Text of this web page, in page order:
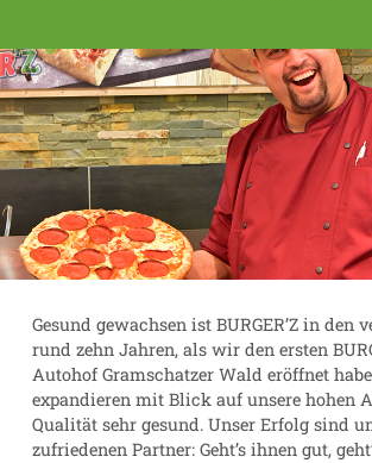
Gesund gewachsen ist BURGER’Z in den
rund zehn Jahren, als wir den ersten
Autohof Gramschatzer Wald eröffnet
expandieren mit Blick auf unsere hohen
Qualität sehr gesund. Unser Erfolg sind
zufriedenen Partner: Geht’s ihnen gut,